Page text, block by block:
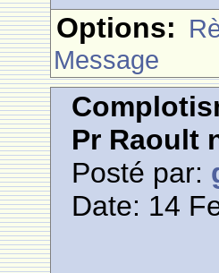
Options:
Message
Pr Raoult
Posté par:
Date: 14